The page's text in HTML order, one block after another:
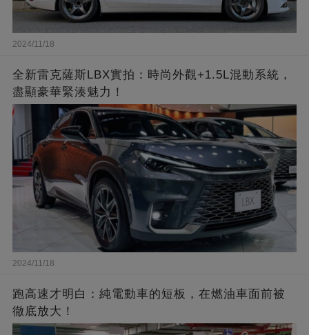
2024/11/18
全新雷克薩斯LBX實拍：時尚外觀+1.5L混動系統，
盡顯豪華緊湊魅力！
2024/11/18
跑高速才明白：純電動車的短板，在燃油車面前被
徹底放大！